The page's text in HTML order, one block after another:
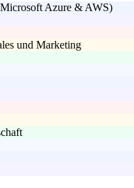
Azure & AWS)
und Marketing